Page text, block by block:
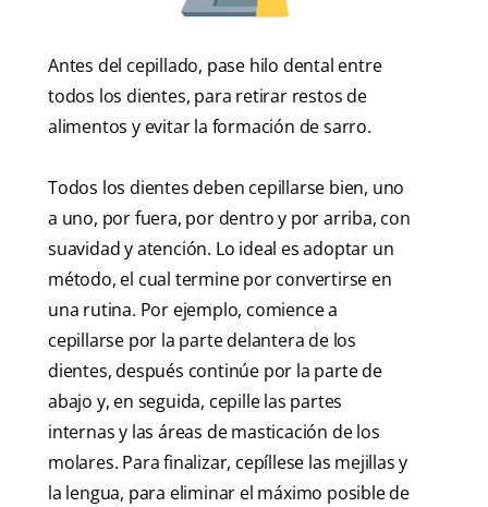
Antes del cepillado, pase hilo dental entre
todos los dientes, para retirar restos de
alimentos y evitar la formación de sarro.
Todos los dientes deben cepillarse bien, uno
a uno, por fuera, por dentro y por arriba, con
suavidad y atención. Lo ideal es adoptar un
método, el cual termine por convertirse en
una rutina. Por ejemplo, comience a
cepillarse por la parte delantera de los
dientes, después continúe por la parte de
abajo y, en seguida, cepille las partes
internas y las áreas de masticación de los
molares. Para finalizar, cepíllese las mejillas y
la lengua, para eliminar el máximo posible de